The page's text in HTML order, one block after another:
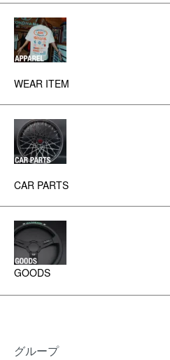
WEAR ITEM
CAR PARTS
GOODS
グループ